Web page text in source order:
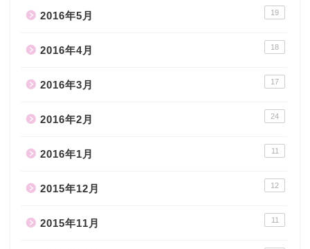
2016年5月 19
2016年4月 18
2016年3月 17
2016年2月 24
2016年1月 11
2015年12月 12
2015年11月 11